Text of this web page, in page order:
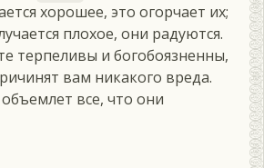
хорошее, это огорчает их;
плохое, они радуются.
терпеливы и богобоязненны,
вам никакого вреда.
все, что они